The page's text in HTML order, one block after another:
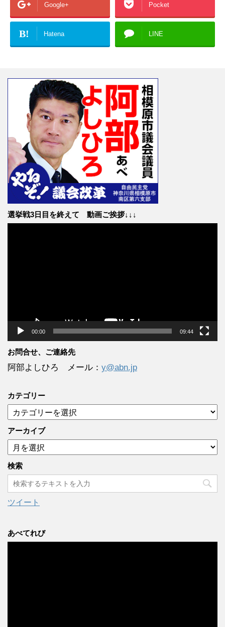
Google+ Pocket
B! Hatena LINE
選挙戦3日目を終えて 動画ご挨拶↓↓↓
00:00 09:44
お問合せ、ご連絡先
阿部よしひろ メール： y@abn.jp
カテゴリー
テ
ゴ
リ
ー
アーカイブ
ア
ー
カ
イ
ブ
検索
ツイート
あべてれび